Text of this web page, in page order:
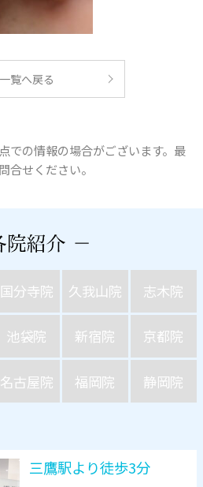
一覧へ戻る
での情報の場合がございます。最
合せください。
国分寺院 久我山院 志木院
池袋院 新宿院 京都院
名古屋院 福岡院 静岡院
三鷹駅より徒歩3分